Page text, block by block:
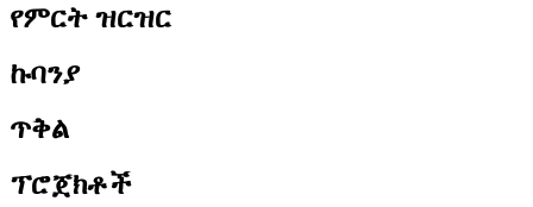
የምርት ዝርዝር
ኩባንያ
ጥቅል
ፕሮጀክቶች